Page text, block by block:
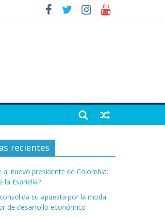
recientes
al nuevo presidente de Colombia:
la Espriella?
su apuesta por la moda
de desarrollo económico